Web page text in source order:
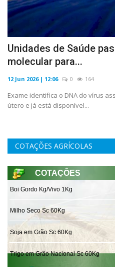
JORNAL DIGITAL
Unidades de Saúde
molecular para...
12 Jun 2026 | 12:06 0 164
Exame identifica o DNA do vírus
útero e já está disponível...
COTAÇÕES AGRÍCOLAS